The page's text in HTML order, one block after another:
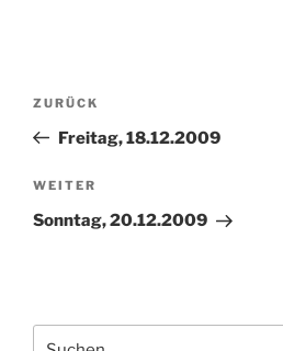
Beitragsnavigation
Vorheriger
Beitrag
ZURÜCK
Freitag, 18.12.2009
Nächster
Beitrag
WEITER
Sonntag, 20.12.2009